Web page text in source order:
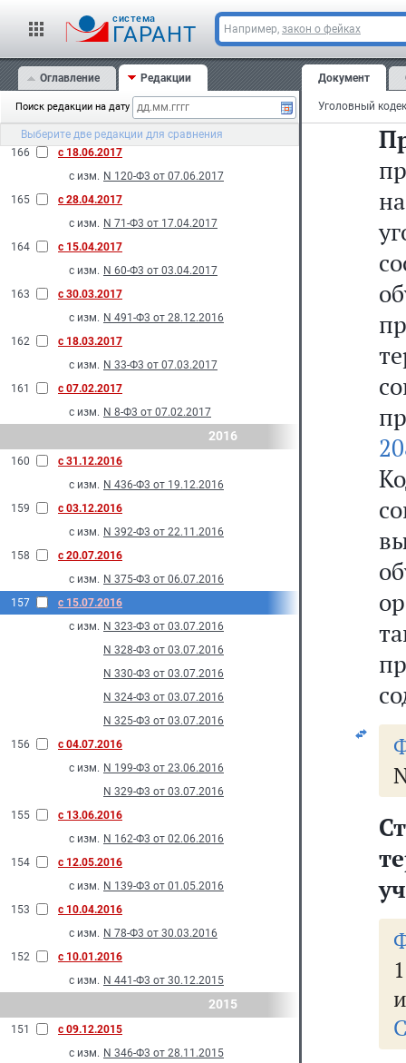
cистема
ГАРАНТ Например, закон о фейках
Оглавление Редакции
Поиск редакции на дату
Выберите две редакции для сравнения
с изм.
N 248-Ф3 от 29.07.2017
N 249-Ф3 от 29.07.2017
N 250-Ф3 от 29.07.2017
167
с 30.07.2017
с изм. N 159-Ф3 от 18.07.2017
166
с 18.06.2017
с изм. N 120-Ф3 от 07.06.2017
165
с 28.04.2017
с изм. N 71-Ф3 от 17.04.2017
164
с 15.04.2017
с изм. N 60-Ф3 от 03.04.2017
163
с 30.03.2017
с изм. N 491-Ф3 от 28.12.2016
162
с 18.03.2017
с изм. N 33-Ф3 от 07.03.2017
161
с 07.02.2017
с изм. N 8-Ф3 от 07.02.2017
2016
160
с 31.12.2016
с изм. N 436-Ф3 от 19.12.2016
159
с 03.12.2016
с изм. N 392-Ф3 от 22.11.2016
158
с 20.07.2016
с изм. N 375-Ф3 от 06.07.2016
157
с 15.07.2016
с изм. N 323-Ф3 от 03.07.2016
N 328-Ф3 от 03.07.2016
N 330-Ф3 от 03.07.2016
N 324-Ф3 от 03.07.2016
N 325-Ф3 от 03.07.2016
156
с 04.07.2016
с изм. N 199-Ф3 от 23.06.2016
N 329-Ф3 от 03.07.2016
155
с 13.06.2016
с изм. N 162-Ф3 от 02.06.2016
154
с 12.05.2016
с изм. N 139-Ф3 от 01.05.2016
153
с 10.04.2016
с изм. N 78-Ф3 от 30.03.2016
152
с 10.01.2016
с изм. N 441-Ф3 от 30.12.2015
2015
151
с 09.12.2015
с изм. N 346-Ф3 от 28.11.2015
Документ